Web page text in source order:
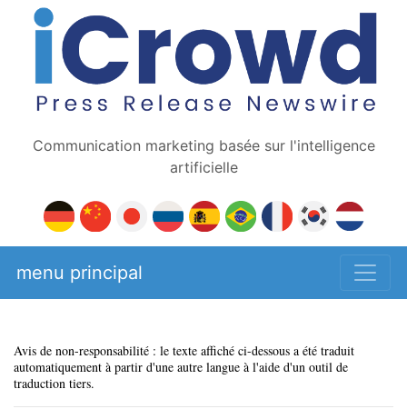
Communication marketing basée sur l'intelligence
artificielle
menu principal
Avis de non-responsabilité : le texte affiché ci-dessous a été traduit
automatiquement à partir d'une autre langue à l'aide d'un outil de
traduction tiers.